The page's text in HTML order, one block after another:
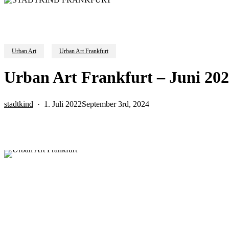
Urban Art Urban Art Frankfurt
Urban Art Frankfurt – Juni
stadtkind 1. Juli 2022September 3rd, 2024